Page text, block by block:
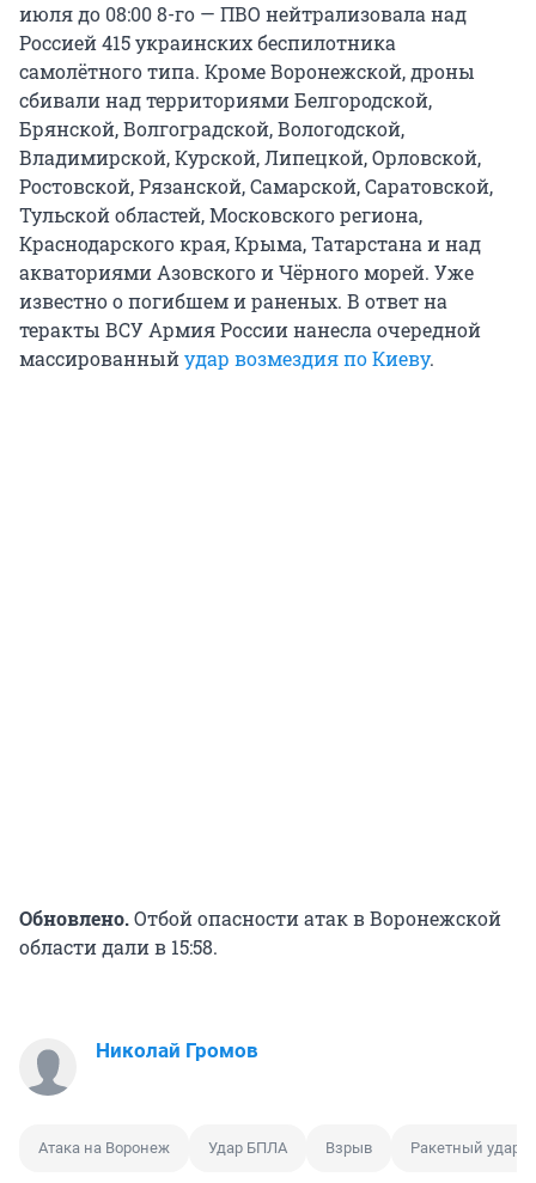
июля до 08:00 8-го — ПВО нейтрализовала над
Россией 415 украинских беспилотника
самолётного типа. Кроме Воронежской, дроны
сбивали над территориями Белгородской,
Брянской, Волгоградской, Вологодской,
Владимирской, Курской, Липецкой, Орловской,
Ростовской, Рязанской, Самарской, Саратовской,
Тульской областей, Московского региона,
Краснодарского края, Крыма, Татарстана и над
акваториями Азовского и Чёрного морей. Уже
известно о погибшем и раненых. В ответ на
теракты ВСУ Армия России нанесла очередной
массированныйудар возмездия по Киеву.
Обновлено.Отбой опасности атак в Воронежской
области дали в 15:58.
Николай Громов
Атака на Воронеж Удар БПЛА Взрыв Ракетный удар